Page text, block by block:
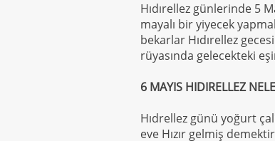
Hıdırellez günlerinde 5
mayalı bir yiyecek
bekarlar Hıdırellez
rüyasında gelecekteki
6 MAYIS HIDIRELLEZ
Hıdrellez günü yoğurt
eve Hızır gelmiş